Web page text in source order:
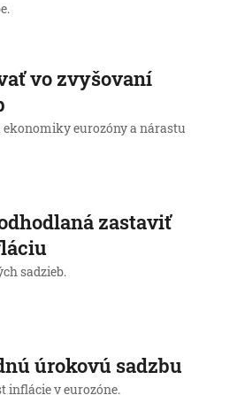
vo zvyšovaní
eurozóny a nárastu
zastaviť
sadzieb.
úrokovú sadzbu
inflácie v eurozóne.